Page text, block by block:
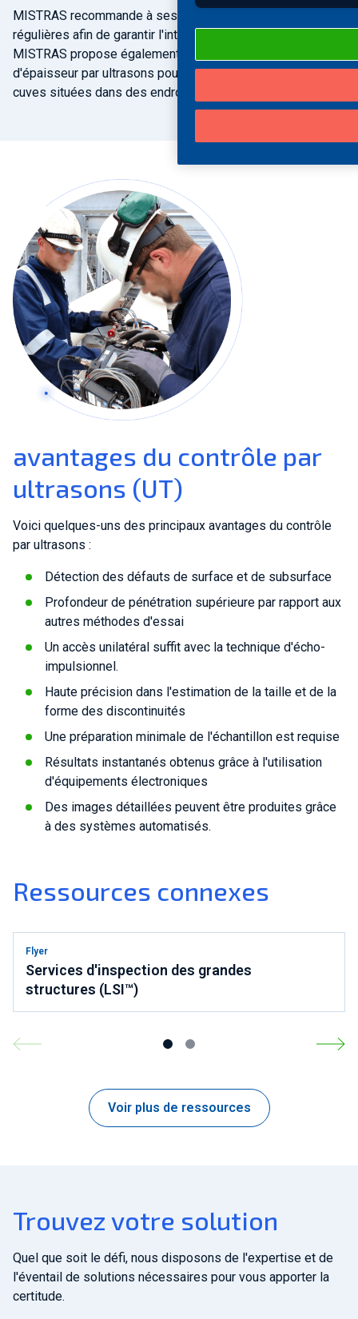
MISTRAS recommande à ses clients des mesures UTT
régulières afin de garantir l'intégrité de leurs installations.
MISTRAS propose également des solutions de contrôle
d'épaisseur par ultrasons pour les canalisations et les
cuves situées dans des endroits difficiles d'accès.
avantages du contrôle par
ultrasons (UT)
Voici quelques-uns des principaux avantages du contrôle
par ultrasons :
Détection des défauts de surface et de subsurface
Profondeur de pénétration supérieure par rapport aux
autres méthodes d'essai
Un accès unilatéral suffit avec la technique d'écho-
impulsionnel.
Haute précision dans l'estimation de la taille et de la
forme des discontinuités
Une préparation minimale de l'échantillon est requise
Résultats instantanés obtenus grâce à l'utilisation
d'équipements électroniques
Des images détaillées peuvent être produites grâce
à des systèmes automatisés.
Ressources connexes
Flyer
Services d'inspection des grandes
structures (LSI™)
Voir plus de ressources
Trouvez votre solution
Quel que soit le défi, nous disposons de l'expertise et de
l'éventail de solutions nécessaires pour vous apporter la
certitude.